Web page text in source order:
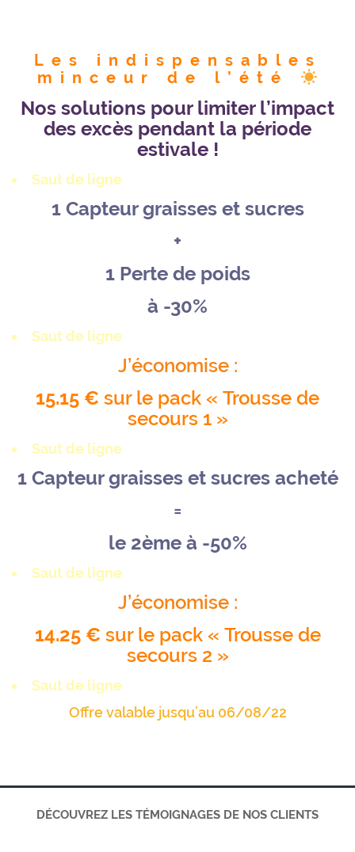
Les indispensables
minceur de l’été
Nos solutions pour limiter l’impact
des excès pendant la période
estivale !
Saut de ligne
1 Capteur graisses et sucres
+
1 Perte de poids
à -30%
Saut de ligne
J’économise :
15.15 € sur le pack « Trousse de
secours 1 »
Saut de ligne
1 Capteur graisses et sucres acheté
=
le 2ème à -50%
Saut de ligne
J’économise :
14.25 € sur le pack « Trousse de
secours 2 »
Saut de ligne
Offre valable jusqu’au 06/08/22
DÉCOUVREZ LES TÉMOIGNAGES DE NOS CLIENTS